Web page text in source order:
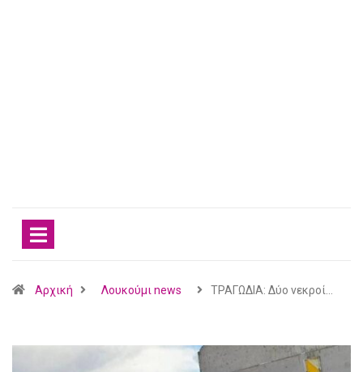
Αρχική Λουκούμι news ΤΡΑΓΩΔΙΑ: Δύο νεκροί…